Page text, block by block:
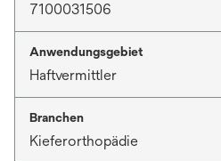
7100031506
Anwendungsgebiet
Haftvermittler
Branchen
Kieferorthopädie